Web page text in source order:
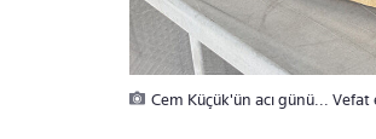
Cem Küçük'ün acı günü...